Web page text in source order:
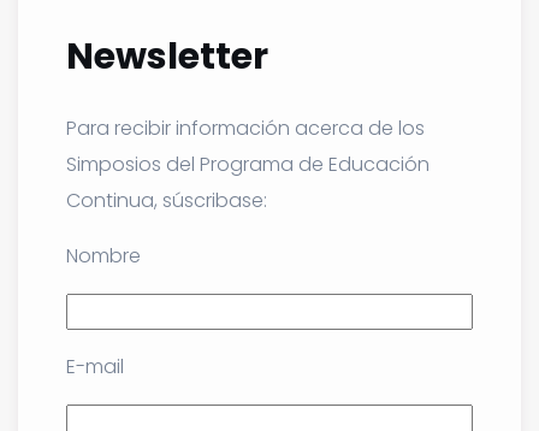
Newsletter
Para recibir información acerca de los
Simposios del Programa de Educación
Continua, súscribase:
Nombre
E-mail